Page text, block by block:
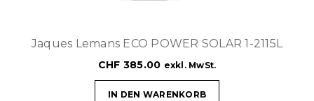
Jaques Lemans ECO POWER SOLAR 1-2115L
CHF 385.00 exkl. MwSt.
IN DEN WARENKORB